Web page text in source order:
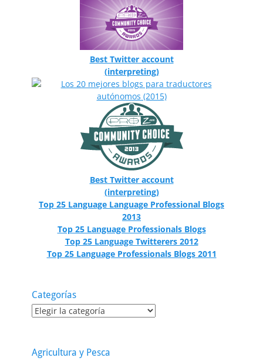
Best Twitter account
(interpreting)
Best Twitter account
(interpreting)
Top 25 Language Language Professional Blogs
2013
Top 25 Language Professionals Blogs
Top 25 Language Twitterers 2012
Top 25 Language Professionals Blogs 2011
Categorías
Categorías
Agricultura y Pesca